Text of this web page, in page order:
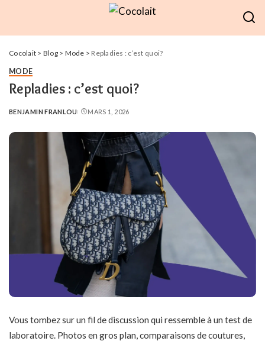
Cocolait > Blog> Mode > Repladies : c’est quoi?
MODE
Repladies : c’est quoi?
POSTED
BENJAMIN FRANLOU MARS 1, 2026
Vous tombez sur un fil de discussion qui ressemble à un test de
laboratoire. Photos en gros plan, comparaisons de coutures,